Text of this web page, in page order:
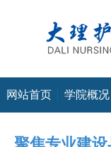
网站首页 学院概况